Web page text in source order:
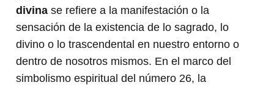
divina se refiere a la manifestación o la
sensación de la existencia de lo sagrado, lo
divino o lo trascendental en nuestro entorno o
dentro de nosotros mismos. En el marco del
simbolismo espiritual del número 26, la